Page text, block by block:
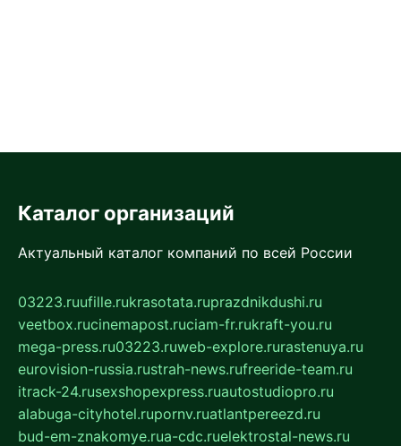
Каталог организаций
Актуальный каталог компаний по всей России
03223.ruufille.rukrasotata.ruprazdnikdushi.ru
veetbox.rucinemapost.ruciam-fr.rukraft-you.ru
mega-press.ru03223.ruweb-explore.rurastenuya.ru
eurovision-russia.rustrah-news.rufreeride-team.ru
itrack-24.rusexshopexpress.ruautostudiopro.ru
alabuga-cityhotel.rupornv.ruatlantpereezd.ru
bud-em-znakomye.rua-cdc.ruelektrostal-news.ru